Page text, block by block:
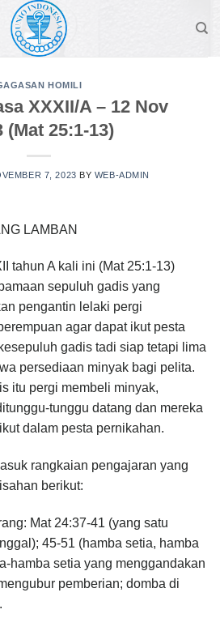
HOMILI
XXXII/A – 12 Nov
(Mat 25:1-13)
7, 2023 BY WEB-ADMIN
LAMBAN
tahun A kali ini (Mat 25:1-13)
sepuluh gadis yang
pengantin lelaki pergi
agar dapat ikut pesta
gadis tadi siap tetapi lima
persediaan minyak bagi pelita.
itu pergi membeli minyak,
tunggu datang dan mereka
dalam pesta pernikahan.
rangkaian pengajaran yang
berikut:
Mat 24:37-41 (yang satu
45-51 (hamba setia, hamba
hamba setia yang menggandakan
pemberian; domba di